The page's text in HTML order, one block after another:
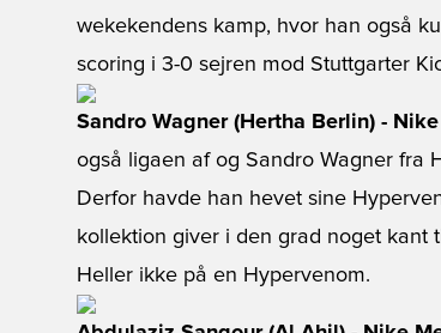
wekekendens kamp, hvor han også
scoring i 3-0 sejren mod Stuttgarter
Sandro Wagner (Hertha Berlin) -
også ligaen af og Sandro Wagner fra
Derfor havde han hevet sine
kollektion giver i den grad noget kant
Heller ikke på en Hypervenom.